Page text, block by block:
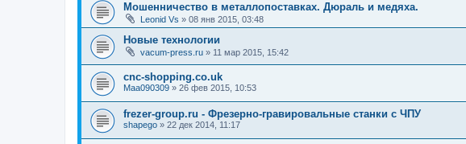
Мошенничество в металлопоставках. Дюраль и медяха.
Leonid Vs » 08 янв 2015, 03:48
Новые технологии
vacum-press.ru » 11 мар 2015, 15:42
cnc-shopping.co.uk
Maa090309 » 26 фев 2015, 10:53
frezer-group.ru - Фрезерно-гравировальные станки c ЧПУ
shapego » 22 дек 2014, 11:17